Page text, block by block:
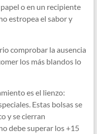
o en un recipiente
estropea el sabor y
comprobar la ausencia
los más blandos lo
es el lienzo:
Estas bolsas se
y se cierran
debe superar los +15